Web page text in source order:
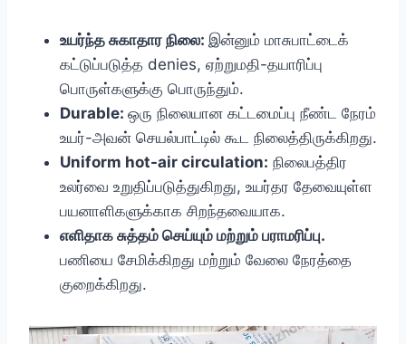
உயர்ந்த சுகாதார நிலை: இன்னும் மாசுபாட்டைக்
கட்டுப்படுத்த denies, ஏற்றுமதி-தயாரிப்பு
பொருள்களுக்கு பொருந்தும்.
Durable: ஒரு நிலையான கட்டமைப்பு நீண்ட நேரம்
உயர்-அவன் செயல்பாட்டில் கூட நிலைத்திருக்கிறது.
Uniform hot-air circulation: நிலைபத்திர
உலர்வை உறுதிப்படுத்துகிறது, உயர்தர தேவையுள்ள
பயனாளிகளுக்காக சிறந்தவையாக.
எளிதாக சுத்தம் செய்யும் மற்றும் பராமரிப்பு.
பணியை சேமிக்கிறது மற்றும் வேலை நேரத்தை
குறைக்கிறது.